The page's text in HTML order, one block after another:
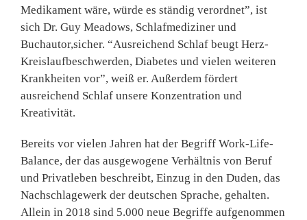
Medikament wäre, würde es ständig verordnet”, ist
sich Dr. Guy Meadows, Schlafmediziner und
Buchautor,sicher. “Ausreichend Schlaf beugt Herz-
Kreislaufbeschwerden, Diabetes und vielen weiteren
Krankheiten vor”, weiß er. Außerdem fördert
ausreichend Schlaf unsere Konzentration und
Kreativität.
Bereits vor vielen Jahren hat der Begriff Work-Life-
Balance, der das ausgewogene Verhältnis von Beruf
und Privatleben beschreibt, Einzug in den Duden, das
Nachschlagewerk der deutschen Sprache, gehalten.
Allein in 2018 sind 5.000 neue Begriffe aufgenommen